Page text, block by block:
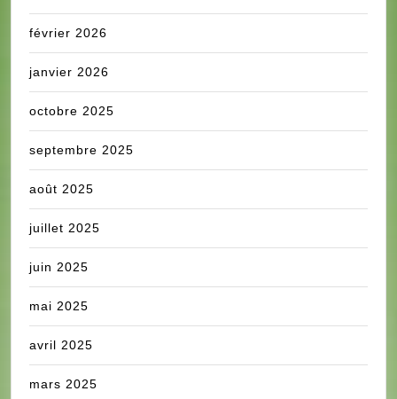
février 2026
janvier 2026
octobre 2025
septembre 2025
août 2025
juillet 2025
juin 2025
mai 2025
avril 2025
mars 2025